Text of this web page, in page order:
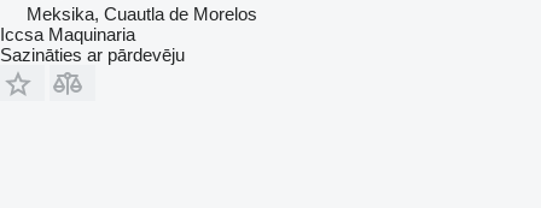
Meksika, Cuautla de Morelos
Iccsa Maquinaria
Sazināties ar pārdevēju